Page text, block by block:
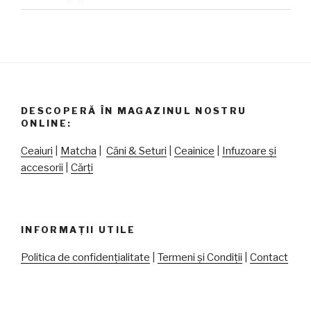
DESCOPERĂ ÎN MAGAZINUL NOSTRU
ONLINE:
Ceaiuri Matcha Căni & Seturi Ceainice
Infuzoare și
accesorii
Cărți
INFORMAȚII UTILE
Politica de confidențialitate Termeni și Condiții Contact